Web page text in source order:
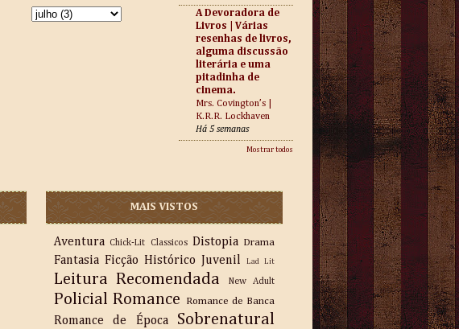
A Devoradora de
Livros | Várias
resenhas de livros,
alguma discussão
literária e uma
pitadinha de
cinema.
Mrs. Covington’s |
K.R.R. Lockhaven
Há 5 semanas
Mostrar todos
MAIS VISTOS
Aventura Chick-Lit Classicos Distopia Drama
Fantasia Ficção Histórico Juvenil Lad Lit
Leitura Recomendada New Adult
Policial Romance Romance de Banca
Romance de Época Sobrenatural